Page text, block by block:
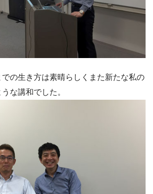
の生き方は素晴らしくまた新たな私の
な講和でした。